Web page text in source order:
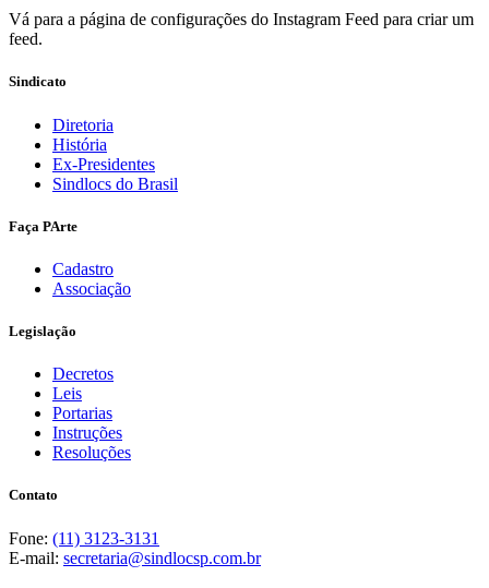
Vá para a página de configurações do Instagram Feed para criar um
feed.
Sindicato
Diretoria
História
Ex-Presidentes
Sindlocs do Brasil
Faça PArte
Cadastro
Associação
Legislação
Decretos
Leis
Portarias
Instruções
Resoluções
Contato
Fone: (11) 3123-3131
E-mail: secretaria@sindlocsp.com.br